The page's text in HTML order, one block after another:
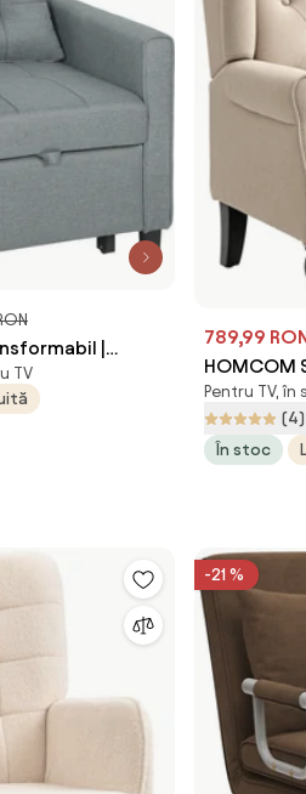
|
TV
789,99
HOMCOM
cu Spatar
Captusite
Groasa,
Pentru TV,
(4)
În stoc
-21 %